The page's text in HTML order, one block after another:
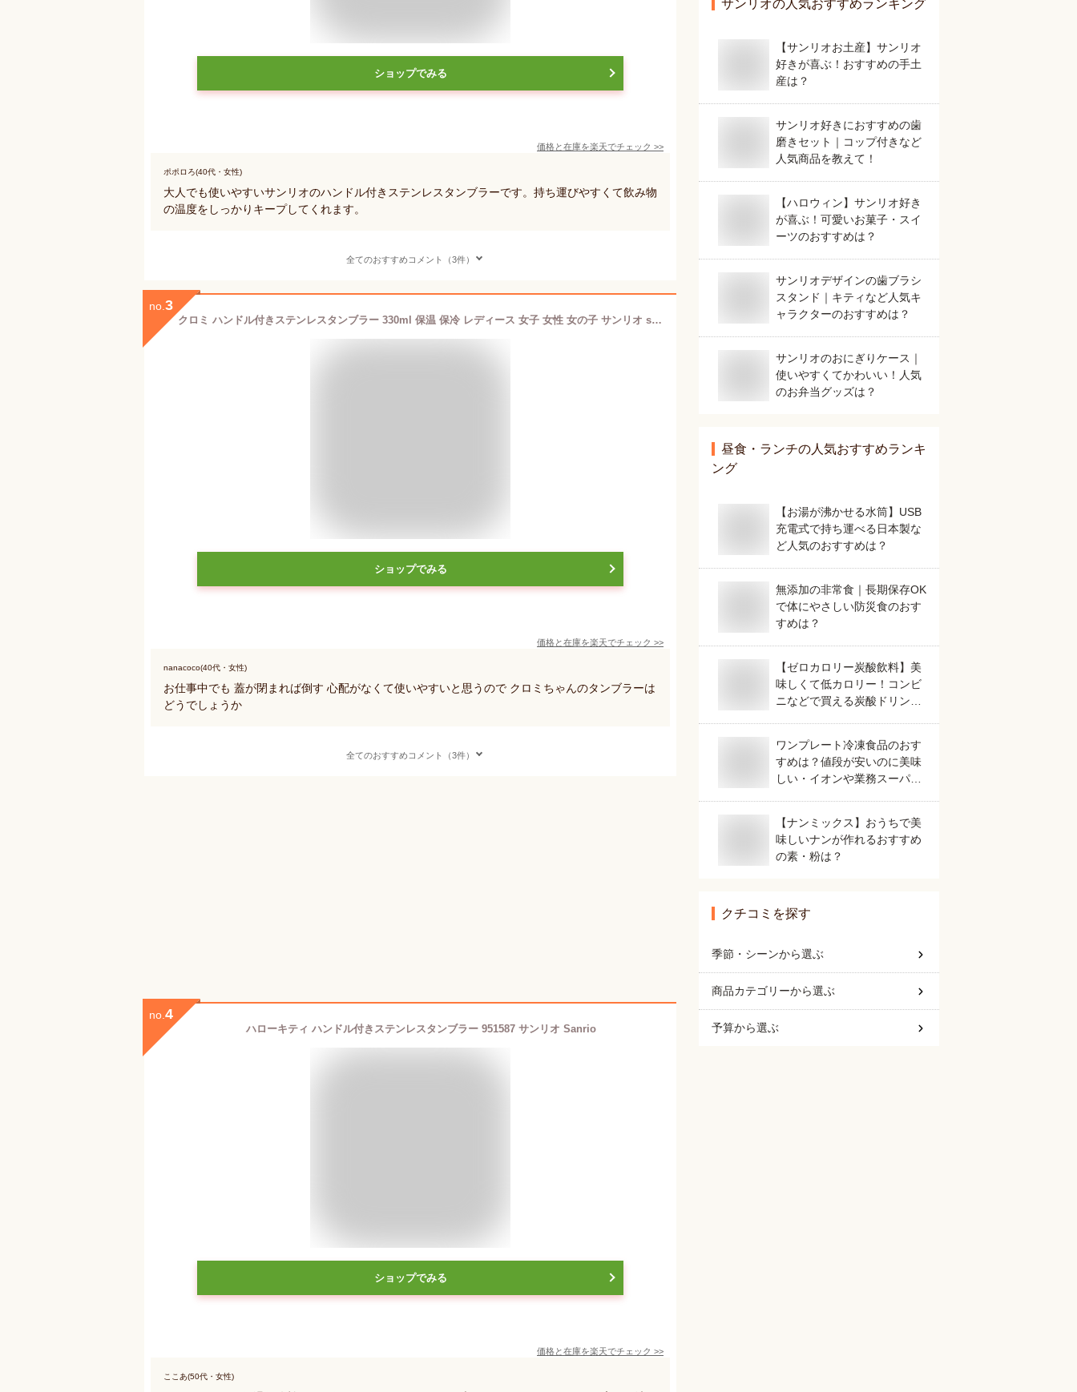
ショップでみる
価格と在庫を楽天でチェック >>
ポポロろ(40代・女性)
大人でも使いやすいサンリオのハンドル付きステンレスタンブラーです。持ち運びやすくて飲み物
の温度をしっかりキープしてくれます。
全てのおすすめコメント（3件）
no. 3
クロミ ハンドル付きステンレスタンブラー 330ml 保温 保冷 レディース 女子 女性 女の子 サンリオ sanrio キャラクター
ショップでみる
価格と在庫を楽天でチェック >>
nanacoco(40代・女性)
お仕事中でも 蓋が閉まれば倒す 心配がなくて使いやすいと思うので クロミちゃんのタンブラーは
どうでしょうか
全てのおすすめコメント（3件）
no. 4
ハローキティ ハンドル付きステンレスタンブラー 951587 サンリオ Sanrio
ショップでみる
価格と在庫を楽天でチェック >>
ここあ(50代・女性)
サンリオの人気おすすめランキング
【サンリオお土産】サンリオ
好きが喜ぶ！おすすめの手土
産は？
サンリオ好きにおすすめの歯
磨きセット｜コップ付きなど
人気商品を教えて！
【ハロウィン】サンリオ好き
が喜ぶ！可愛いお菓子・スイ
ーツのおすすめは？
サンリオデザインの歯ブラシ
スタンド｜キティなど人気キ
ャラクターのおすすめは？
サンリオのおにぎりケース｜
使いやすくてかわいい！人気
のお弁当グッズは？
昼食・ランチの人気おすすめランキ
ング
【お湯が沸かせる水筒】USB
充電式で持ち運べる日本製な
ど人気のおすすめは？
無添加の非常食｜長期保存OK
で体にやさしい防災食のおす
すめは？
【ゼロカロリー炭酸飲料】美
味しくて低カロリー！コンビ
ニなどで買える炭酸ドリンク
ワンプレート冷凍食品のおす
すめは？値段が安いのに美味
しい・イオンや業務スーパー
【ナンミックス】おうちで美
味しいナンが作れるおすすめ
の素・粉は？
クチコミを探す
季節・シーンから選ぶ
商品カテゴリーから選ぶ
予算から選ぶ